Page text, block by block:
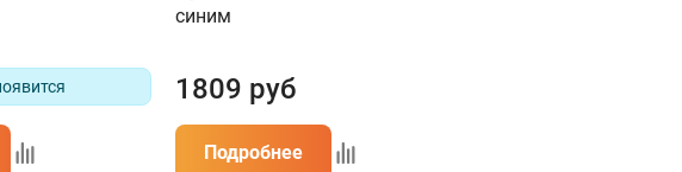
синим
1809 руб
Подробнее